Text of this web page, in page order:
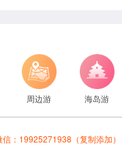
周边游 海岛游
： 19925271938 （复制添加）